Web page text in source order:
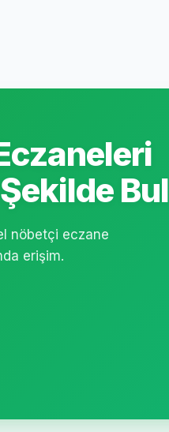
Bul
nöbetçi eczane
erişim.